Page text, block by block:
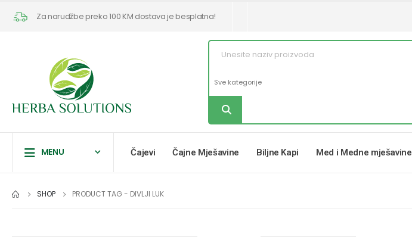
Za narudžbe preko 100 KM dostava je besplatna!
MENU Čajevi Čajne Mješavine Biljne Kapi Med i Medne mješavine
SHOP PRODUCT TAG - DIVLJI LUK